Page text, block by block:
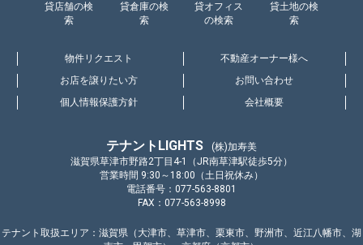
貸店舗の検
索
貸倉庫の検
索
貸オフィス
の検索
貸土地の検
索
物件リクエスト
不動産オーナー様へ
お店を譲りたい方
お問い合わせ
個人情報保護方針
会社概要
テナントLIGHTS
(株)加寿美
滋賀県草津市野路2丁目4-1（JR南草津駅徒歩5分）
営業時間 9:30～18:00（土日祝休み）
電話番号：077-563-8801
FAX：077-563-8998
テナント取扱エリア：滋賀県（大津市、草津市、栗東市、野洲市、近江八幡市、湖